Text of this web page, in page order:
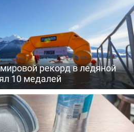
рекорд в ледяной
10 медалей